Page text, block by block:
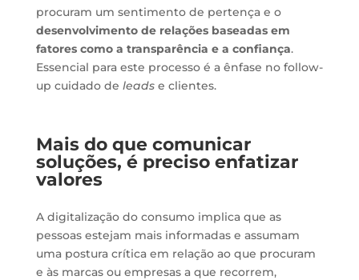
procuram um sentimento de pertença e o
desenvolvimento de relações baseadas em
fatores como a transparência e a confiança.
Essencial para este processo é a ênfase no follow-
up cuidado de leads e clientes.
Mais do que comunicar
soluções, é preciso enfatizar
valores
A digitalização do consumo implica que as
pessoas estejam mais informadas e assumam
uma postura crítica em relação ao que procuram
e às marcas ou empresas a que recorrem,